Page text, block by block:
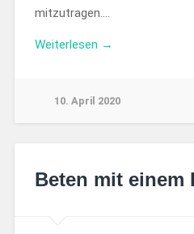
mitzutragen….
Weiterlesen →
10. April 2020
Beten mit einem